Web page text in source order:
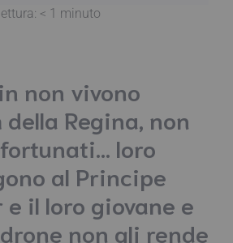
< 1 minuto
non vivono
della Regina, non
loro
al Principe
il loro giovane e
non gli rende